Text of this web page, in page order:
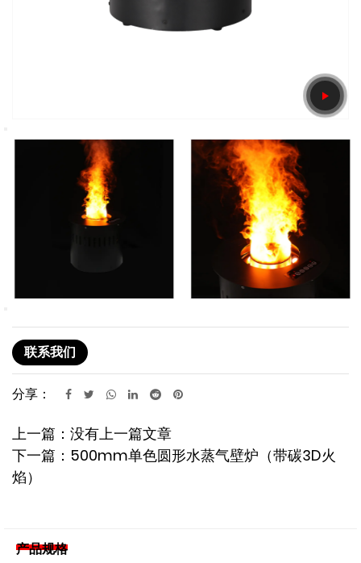
联系我们
分享：
上一篇：没有上一篇文章
下一篇：500mm单色圆形水蒸气壁炉（带碳3D火
焰）
产品规格